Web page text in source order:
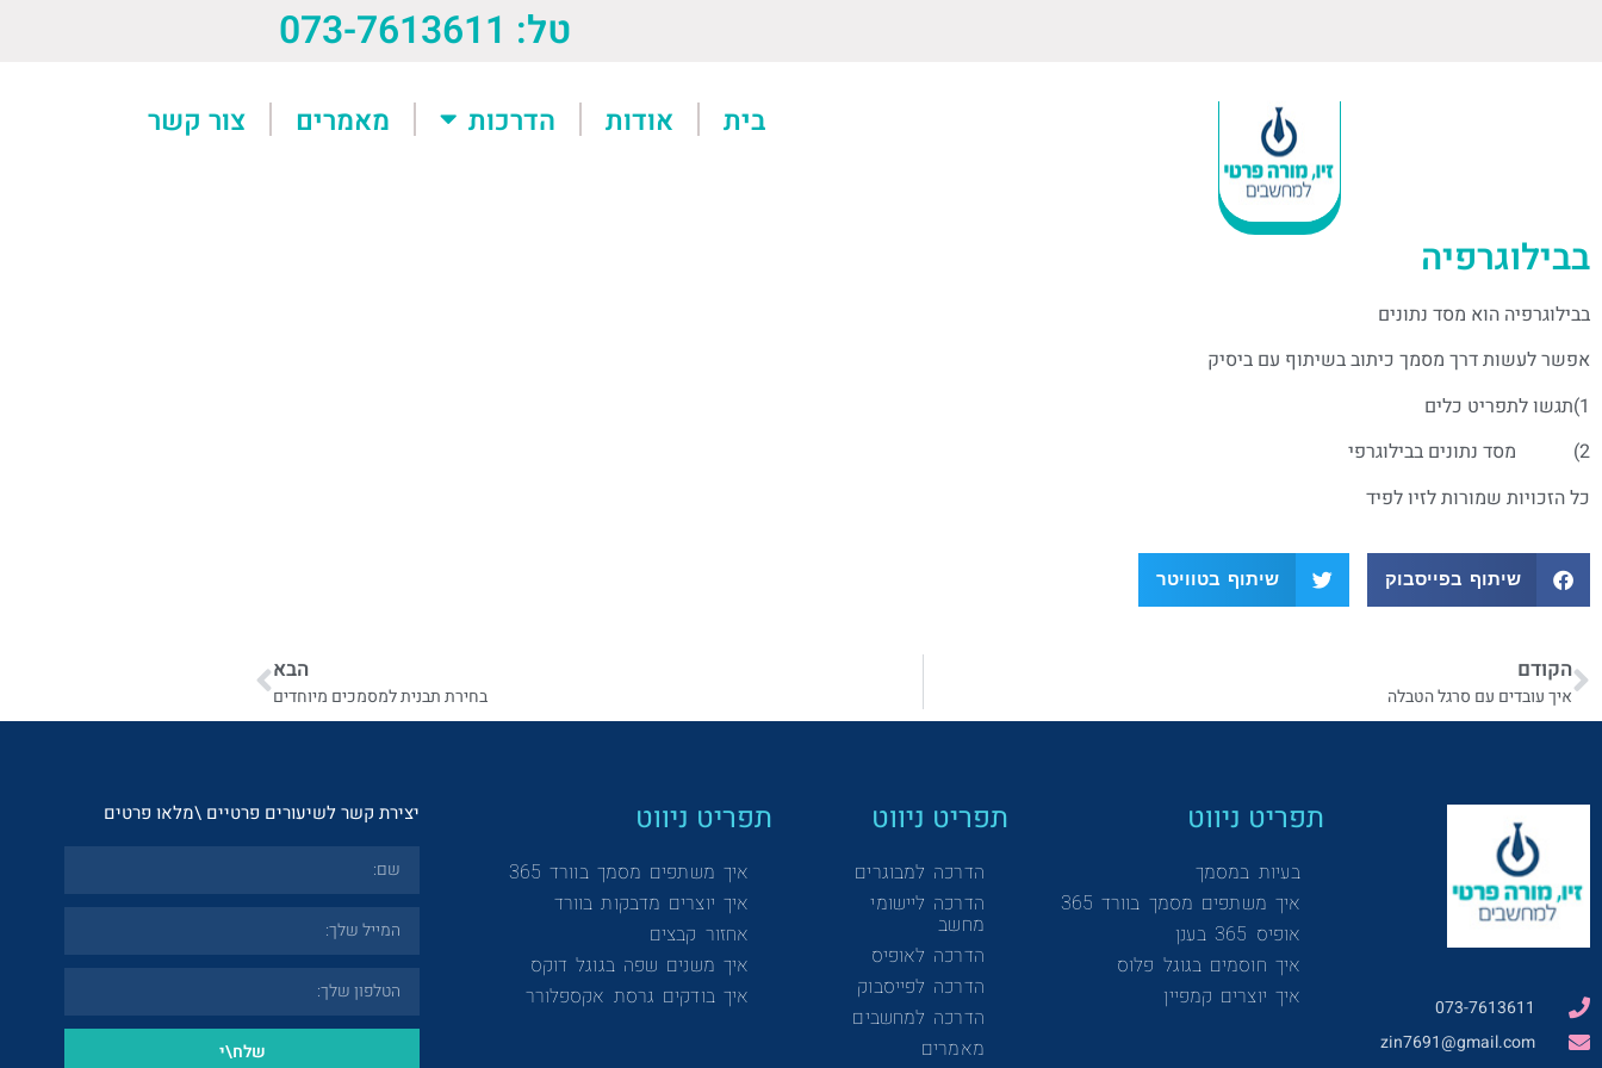
טל: 073-7613611
בית אודות הדרכות מאמרים צור קשר
בבילוגרפיה
בבילוגרפיה הוא מסד נתונים
אפשר לעשות דרך מסמך כיתוב בשיתוף עם ביסיק
1)תגשו לתפריט כלים
2) מסד נתונים בבילוגרפי
כל הזכויות שמורות לזיו לפיד
שיתוף בפייסבוק שיתוף בטוויטר
הקודם
איך עובדים עם סרגל הטבלה
הבא
בחירת תבנית למסמכים מיוחדים
073-7613611
zin7691@gmail.com
תפריט ניווט
בעיות במסמך
איך משתפים מסמך בוורד 365
אופיס 365 בענן
איך חוסמים בגוגל פלוס
איך יוצרים קמפיין
תפריט ניווט
הדרכה למבוגרים
הדרכה ליישומי
מחשב
הדרכה לאופיס
הדרכה לפייסבוק
הדרכה למחשבים
מאמרים
תפריט ניווט
איך משתפים מסמך בוורד 365
איך יוצרים מדבקות בוורד
אחזור קבצים
איך משנים שפה בגוגל דוקס
איך בודקים גרסת אקספלורר
יצירת קשר לשיעורים פרטיים \מלאו פרטים
שלח\י